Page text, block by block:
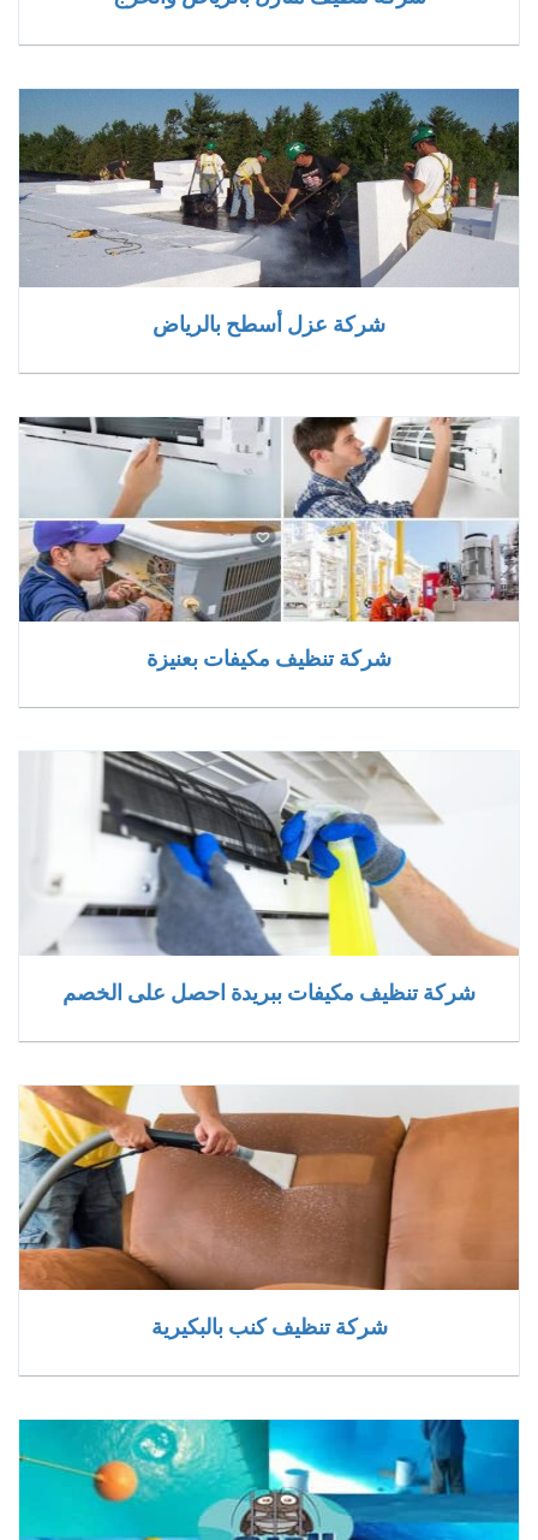
شركة عزل أسطح بالرياض
شركة تنظيف مكيفات بعنيزة
شركة تنظيف مكيفات ببريدة احصل على الخصم
شركة تنظيف كنب بالبكيرية